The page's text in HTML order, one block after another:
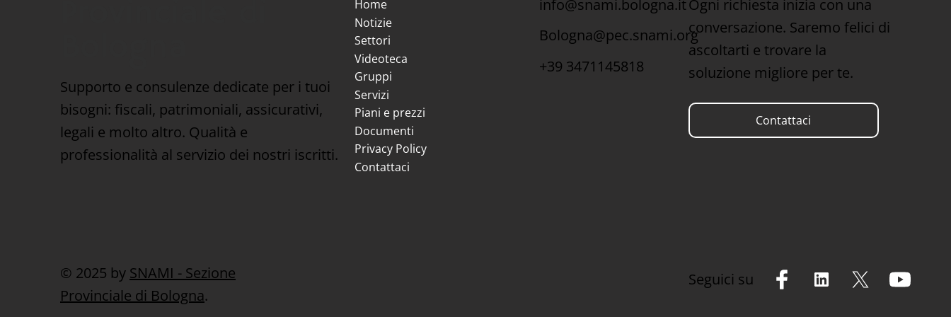
Supporto e consulenze dedicate per i tuoi
bisogni: fiscali, patrimoniali, assicurativi,
legali e molto altro. Qualità e
professionalità al servizio dei nostri iscritti.
Home
Notizie
Settori
Videoteca
Gruppi
Servizi
Piani e prezzi
Documenti
Privacy Policy
Contattaci
Ogni richiesta inizia con una
conversazione. Saremo felici di
ascoltarti e trovare la
soluzione migliore per te.
Contattaci
© 2025 by SNAMI - Sezione
Provinciale di Bologna.
Seguici su
info@snami.bologna.it
Bologna@pec.snami.org
+39 3471145818